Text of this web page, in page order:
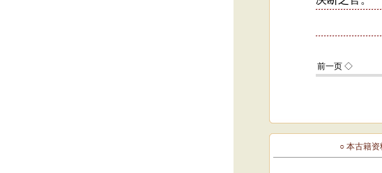
○ 本古籍